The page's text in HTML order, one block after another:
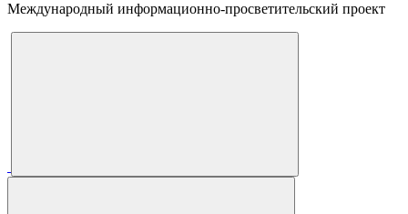
Международный информационно-просветительский проект